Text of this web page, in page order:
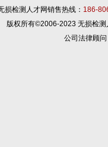
损检测人才网销售热线： 186-
版权所有©2006-2023 无损检
公司法律顾